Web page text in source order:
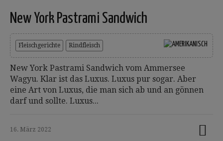
New York Pastrami Sandwich
Fleischgerichte Rindfleisch
New York Pastrami Sandwich vom Ammersee
Wagyu. Klar ist das Luxus. Luxus pur sogar. Aber
eine Art von Luxus, die man sich ab und an gönnen
darf und sollte. Luxus...
16. März 2022